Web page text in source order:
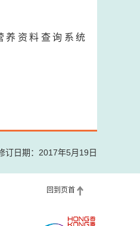
养资料查询系统
订日期：2017年5月19日
回到页首